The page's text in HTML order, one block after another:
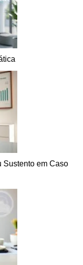
Sustento em Caso